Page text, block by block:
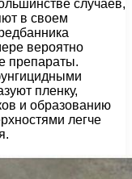
случаев,
в своем
вероятно
препараты.
пленку,
и образованию
легче